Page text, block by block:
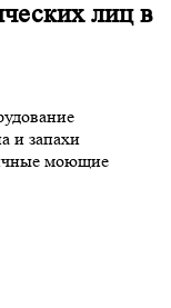
лиц в
и запахи
моющие